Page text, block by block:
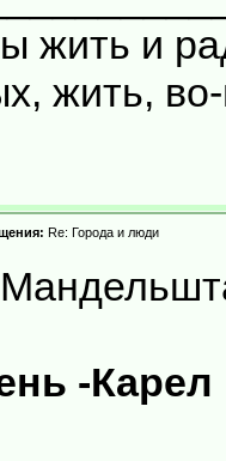
жить и
жить,
Re: Города и люди
-Карел